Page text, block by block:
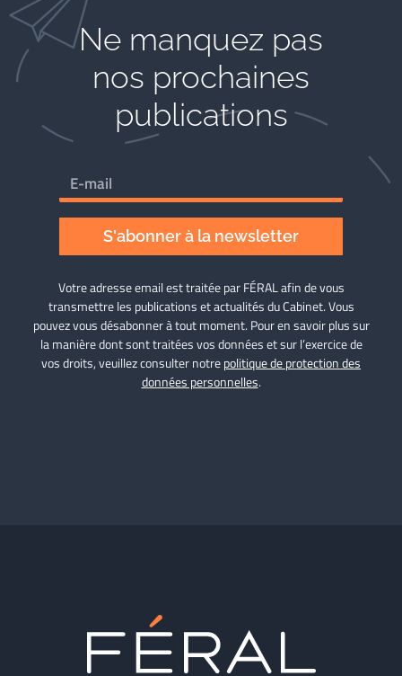
Ne manquez pas
nos prochaines
publications
S'abonner à la newsletter
Votre adresse email est traitée par FÉRAL afin de vous
transmettre les publications et actualités du Cabinet. Vous
pouvez vous désabonner à tout moment. Pour en savoir plus sur
la manière dont sont traitées vos données et sur l’exercice de
vos droits, veuillez consulter notrepolitique de protection des
données personnelles.